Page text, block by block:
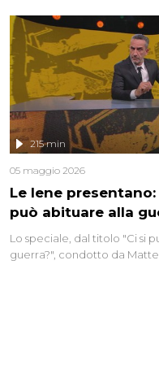
Le Iene
può abituare alla
215 min
05 maggio 2026
Lo speciale, dal titolo "Ci si
guerra?", condotto da